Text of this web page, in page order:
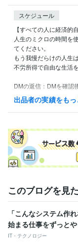
スケジュール
【すべての人に経済的
人生のミクロの時間を
てください。
もう我慢だらけの人生
不労所得で自由な生活
DMの返信：DMを確認
得意分野
資産運用 投資信託
離婚協議財産分与
出品者の実績をも
このブログを見
「こんなシステム作
始まる仕事をずっと
IT・テクノロジー